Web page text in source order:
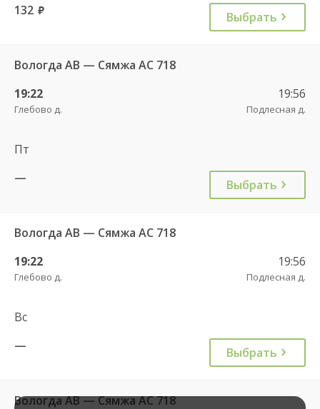
132 руб. Выбрать
Вологда АВ — Сямжа АС 718
19:22
Глебово д.
19:56
Подлесная д.
Пт
—
Выбрать
Вологда АВ — Сямжа АС 718
19:22
Глебово д.
19:56
Подлесная д.
Вс
—
Выбрать
Вологда АВ — Сямжа АС 718